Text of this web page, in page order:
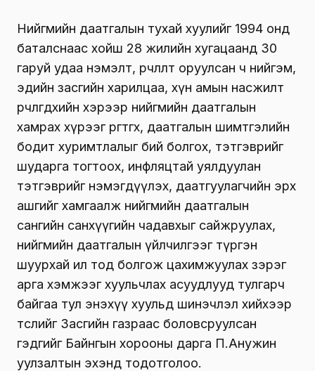
Нийгмийн даатгалын тухай хуулийг 1994 онд
баталснаас хойш 28 жилийн хугацаанд 30
гаруй удаа нэмэлт, өөрчлөлт оруулсан ч нийгэм,
эдийн засгийн харилцаа, хүн амын насжилт
өөрчлөгдөхийн хэрээр нийгмийн даатгалын
хамрах хүрээг өргөтгөх, даатгалын шимтгэлийн
бодит хуримтлалыг бий болгох, тэтгэврийг
шударга тогтоох, инфляцтай уялдуулан
тэтгэврийг нэмэгдүүлэх, даатгуулагчийн эрх
ашгийг хамгаалж нийгмийн даатгалын
сангийн санхүүгийн чадавхыг сайжруулах,
нийгмийн даатгалын үйлчилгээг түргэн
шуурхай ил тод болгож цахимжуулах зэрэг
арга хэмжээг хуульчлах асуудлууд тулгарч
байгаа тул энэхүү хуульд шинэчлэл хийхээр
төслийг Засгийн газраас боловсруулсан
гэдгийг Байнгын хорооны дарга П.Анужин
уулзалтын эхэнд тодотголоо.